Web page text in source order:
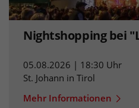
Nightshopping bei
05.08.2026 | 18:30 Uhr
St. Johann in Tirol
Mehr Informationen